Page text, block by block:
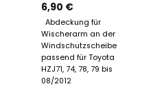
6,90 €
Abdeckung für
Wischerarm an der
Windschutzscheibe
passend für Toyota
HZJ71, 74, 78, 79 bis
08/2012